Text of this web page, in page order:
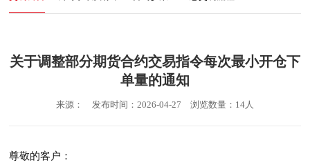
关于调整部分期货合约交易指令每次最小开仓下
单量的通知
来源： 发布时间：2026-04-27 浏览数量：14人
尊敬的客户：